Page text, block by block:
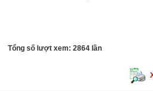
Tổng số lượt xem: 2864 lần